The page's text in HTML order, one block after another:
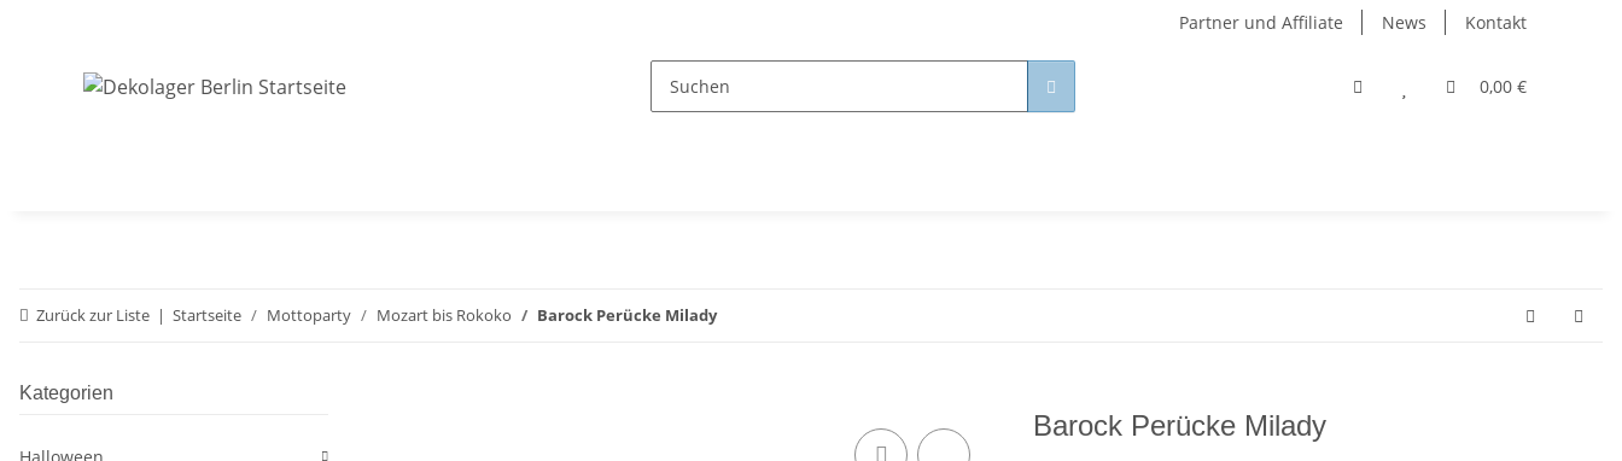
Partner und Affiliate News Kontakt
0,00 €
Zurück zur Liste Startseite Mottoparty Mozart bis Rokoko Barock Perücke Milady
Barock Perücke Milady
Kategorien